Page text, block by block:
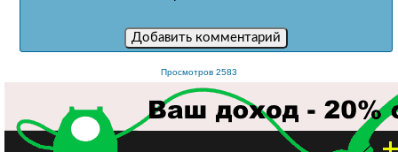
Просмотров 2583